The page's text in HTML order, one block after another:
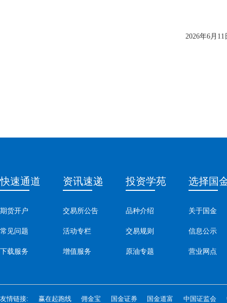
2026年6月11
快速通道
期货开户
常见问题
下载服务
资讯速递
交易所公告
活动专栏
增值服务
投资学苑
品种介绍
交易规则
原油专题
选择国
关于国金
信息公示
营业网点
友情链接: 赢在起跑线 佣金宝 国金证券 国金道富 中国证监会